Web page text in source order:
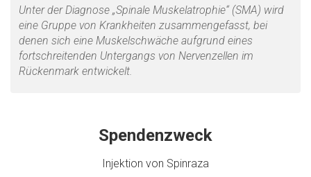
Unter der Diagnose „Spinale Muskelatrophie“ (SMA) wird
eine Gruppe von Krankheiten zusammengefasst, bei
denen sich eine Muskelschwäche aufgrund eines
fortschreitenden Untergangs von Nervenzellen im
Rückenmark entwickelt.
Spendenzweck
Injektion von Spinraza